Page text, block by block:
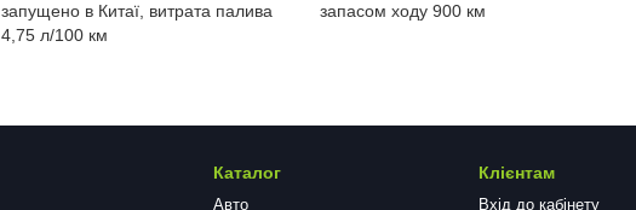
запущено в Китаї, витрата палива
4,75 л/100 км
запасом ходу 900 км
Каталог
Авто
Клієнтам
Вхід до кабінету